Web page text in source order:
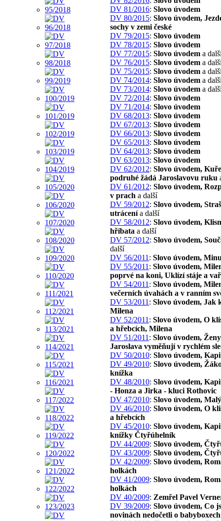
DV 81/2016: Slovo úvodem
DV 80/2015: Slovo úvodem,
sochy v zemi české
DV 79/2015: Slovo úvodem
DV 78/2015: Slovo úvodem
DV 77/2015: Slovo úvodem a
DV 76/2015: Slovo úvodem a
DV 75/2015: Slovo úvodem a
DV 74/2014: Slovo úvodem a
DV 73/2014: Slovo úvodem a
DV 72/2014: Slovo úvodem
DV 71/2014: Slovo úvodem
DV 68/2013: Slovo úvodem
DV 67/2013: Slovo úvodem
DV 66/2013: Slovo úvodem
DV 65/2013: Slovo úvodem
DV 64/2013: Slovo úvodem
DV 63/2013: Slovo úvodem
DV 62/2012: Slovo úvodem,
podruhé žádá Jaroslavovu ruku
DV 61/2012: Slovo úvodem,
v prach a další
DV 59/2012: Slovo úvodem,
utrácenía další
DV 58/2012: Slovo úvodem,
hříbata a další
DV 57/2012: Slovo úvodem,
další
DV 56/2011 : Slovo úvodem,
DV 55/2011 : Slovo úvodem,
poprvé na koni, Uklízí stáje a
DV 54/2011 : Slovo úvodem,
večerních úvahách a v ranním
DV 53/2011 : Slovo úvodem, Jak
Milena
DV 52/2011 : Slovo úvodem, O
a hřebcích, Milena
DV 51/2011 : Slovo úvodem,
Jaroslava vyměňují v rychlém
DV 50/2010: Slovo úvodem,
DV 49/2010: Slovo úvodem,
knížka
DV 48/2010: Slovo úvodem,
- Honza a Jirka - kluci Rothovic
DV 47/2010: Slovo úvodem,
DV 46/2010: Slovo úvodem, O
a hřebcích
DV 45/2010: Slovo úvodem,
knížky Čtyřúhelník
DV 44/2009: Slovo úvodem,
DV 43/2009: Slovo úvodem,
DV 42/2009: Slovo úvodem,
holkách
DV 41/2009: Slovo úvodem,
holkách
DV 40/2009: Zemřel Pavel
DV 39/2009: Slovo úvodem, Co
novinách nedočetli o babyboxech